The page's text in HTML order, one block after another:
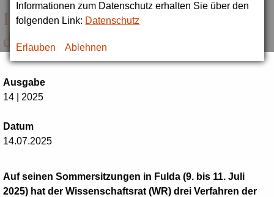
Informationen zum Datenschutz erhalten Sie über den
folgenden Link: Datenschutz
Erlauben Ablehnen
Institutionelle Akkreditierung von
drei privaten Hochschulen
Ausgabe
14 | 2025
Datum
14.07.2025
Auf seinen Sommersitzungen in Fulda (9. bis 11. Juli
2025) hat der Wissenschaftsrat (WR) drei Verfahren der